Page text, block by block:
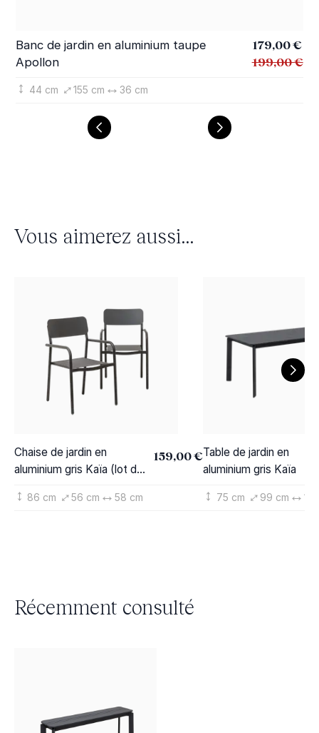
Banc de jardin en aluminium taupe
Apollon
Prix Spécial
179,00 €
199,00 €
44 cm 155 cm 36 cm
Vous aimerez aussi...
Chaise de jardin en
aluminium gris Kaïa (lot de
159,00 €
86 cm 56 cm 58 cm
Table de jardin en
aluminium gris Kaïa
75 cm 99 cm
Récemment consulté